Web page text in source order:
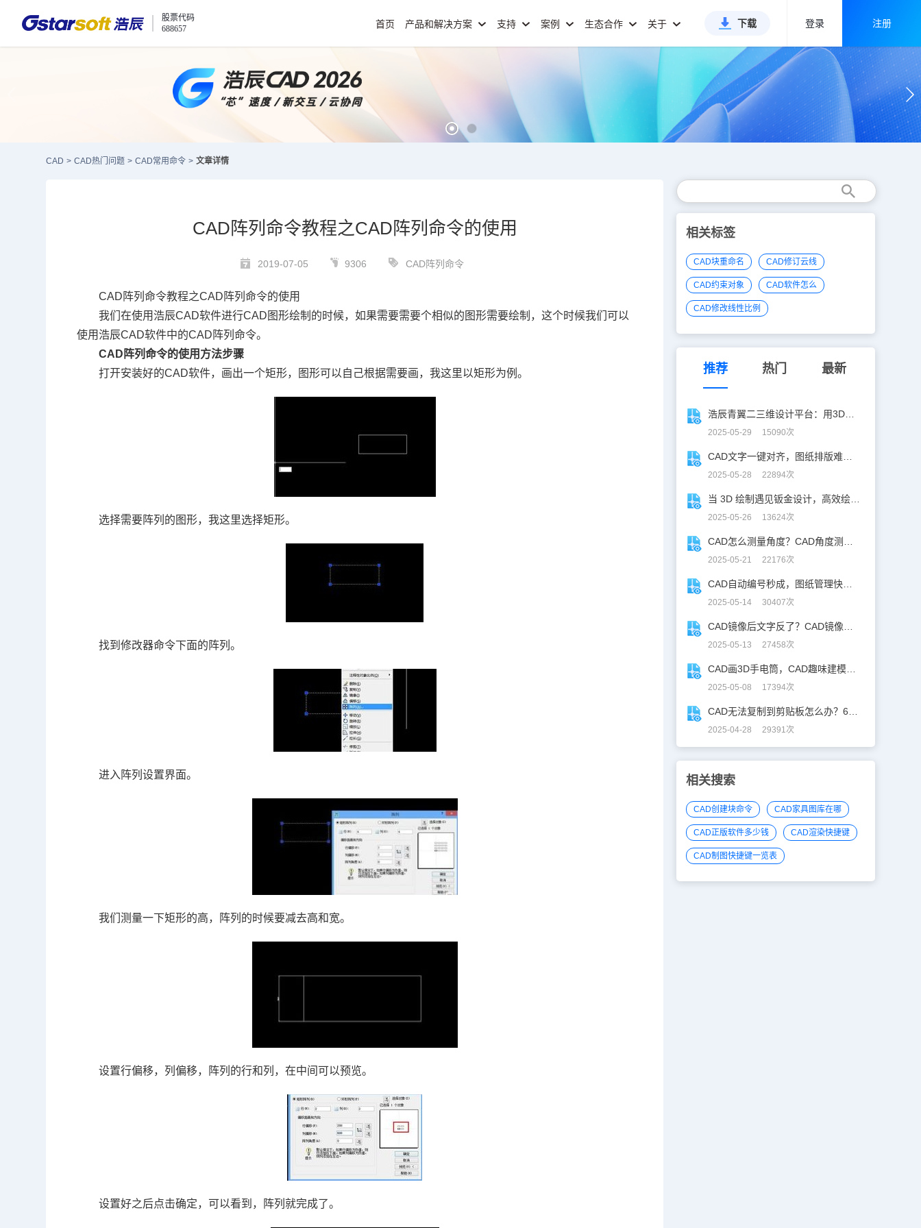
股票代码
688657
首页 产品和解决方案 支持 案例 生态合作 关于 下载 登录 注册
CAD > CAD热门问题 > CAD常用命令 > 文章详情
CAD阵列命令教程之CAD阵列命令的使用
2019-07-05 9306 CAD阵列命令
CAD 阵列命令教程之CAD 阵列命令的使用
我们在使用浩辰CAD软件进行CAD 图形绘制的时候，如果需要需要个相似的图形需要绘制，这个时候我们可以
使用浩辰CAD软件中的CAD 阵列命令。
CAD 阵列命令的使用方法步骤
打开安装好的CAD软件，画出一个矩形，图形可以自己根据需要画，我这里以矩形为例。
选择需要阵列的图形，我这里选择矩形。
找到修改器命令下面的阵列。
进入阵列设置界面。
我们测量一下矩形的高，阵列的时候要减去高和宽。
设置行偏移，列偏移，阵列的行和列，在中间可以预览。
设置好之后点击确定，可以看到，阵列就完成了。
相关标签
CAD块重命名 CAD修订云线
CAD约束对象 CAD软件怎么
CAD修改线性比例
推荐 热门 最新
2025-05-29 15090次
2025-05-28 22894次
2025-05-26 13624次
2025-05-21 22176次
2025-05-14 30407次
2025-05-13 27458次
2025-05-08 17394次
2025-04-28 29391次
相关搜索
CAD创建块命令 CAD家具图库在哪
CAD正版软件多少钱 CAD渲染快捷键
CAD制图快捷键一览表